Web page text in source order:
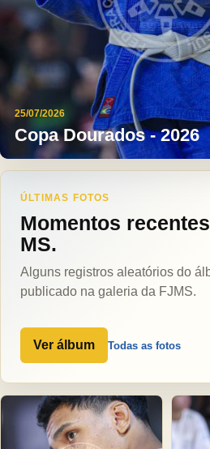
25/07/2026
Copa Dourados - 2026
ÚLTIMAS FOTOS
Momentos
MS.
Alguns registros aleatórios do
publicado na galeria da FJMS.
Ver álbum Todas as fotos